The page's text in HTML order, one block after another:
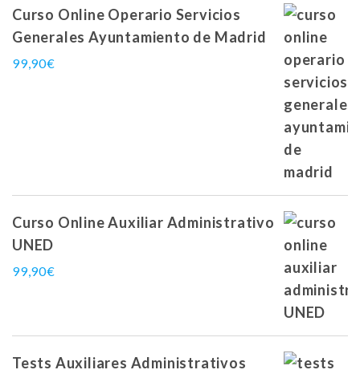
Curso Online Operario Servicios
Generales Ayuntamiento de Madrid
99,90€
Curso Online Auxiliar Administrativo
UNED
99,90€
Tests Auxiliares Administrativos